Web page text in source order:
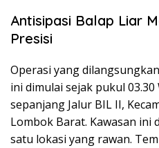
Antisipasi Balap Liar
Presisi
Operasi yang
ini dimulai sejak pukul
sepanjang Jalur BIL II,
Lombok Barat. Kawasan ini
satu lokasi yang rawan.